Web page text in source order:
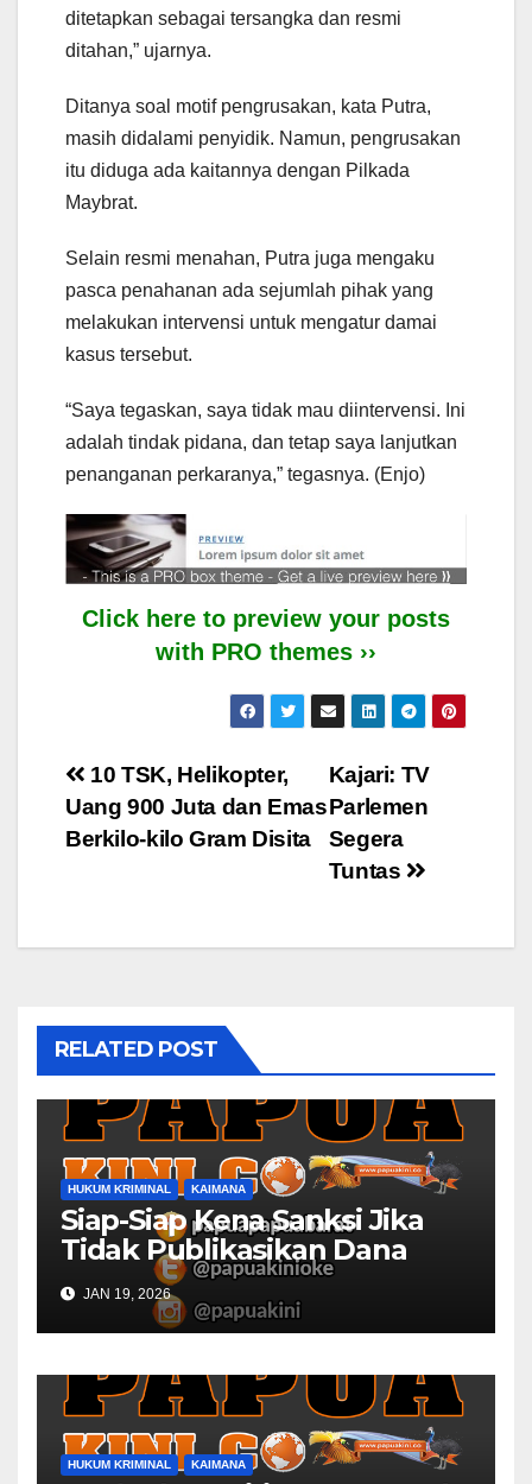
ditetapkan sebagai tersangka dan resmi
ditahan,” ujarnya.
Ditanya soal motif pengrusakan, kata Putra,
masih didalami penyidik. Namun, pengrusakan
itu diduga ada kaitannya dengan Pilkada
Maybrat.
Selain resmi menahan, Putra juga mengaku
pasca penahanan ada sejumlah pihak yang
melakukan intervensi untuk mengatur damai
kasus tersebut.
“Saya tegaskan, saya tidak mau diintervensi. Ini
adalah tindak pidana, dan tetap saya lanjutkan
penanganan perkaranya,” tegasnya. (Enjo)
Click here to preview your posts
with PRO themes ››
Post
navigation
Kajari: TV
Parlemen
Segera
Tuntas
10 TSK, Helikopter,
Uang 900 Juta dan Emas
Berkilo-kilo Gram Disita
RELATED POST
HUKUM KRIMINAL KAIMANA
Siap-Siap Kena Sanksi Jika
Tidak Publikasikan Dana
Desa
JAN 19, 2026
HUKUM KRIMINAL KAIMANA